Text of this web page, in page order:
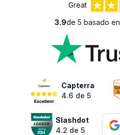
Great
3.9de 5 basado en
Capterra
4.6 de 5
Slashdot
4.2 de 5